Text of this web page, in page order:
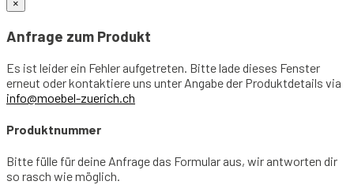
×
Anfrage zum Produkt
Es ist leider ein Fehler aufgetreten. Bitte lade dieses Fenster
erneut oder kontaktiere uns unter Angabe der Produktdetails via
info@moebel-zuerich.ch
Produktnummer
Bitte fülle für deine Anfrage das Formular aus, wir antworten dir
so rasch wie möglich.